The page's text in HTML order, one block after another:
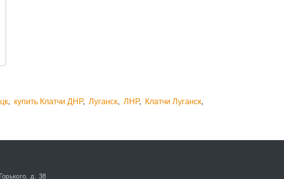
, купить Клатчи ДНР,Луганск,ЛНР, Клатчи Луганск,
д. 38